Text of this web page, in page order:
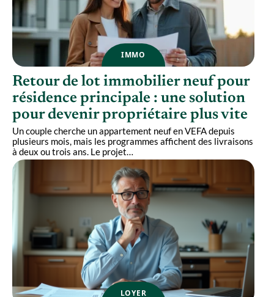
IMMO
Retour de lot immobilier neuf pour
résidence principale : une solution
pour devenir propriétaire plus vite
Un couple cherche un appartement neuf en VEFA depuis
plusieurs mois, mais les programmes affichent des livraisons
à deux ou trois ans. Le projet…
LOYER